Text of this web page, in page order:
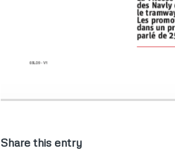
Share this entry